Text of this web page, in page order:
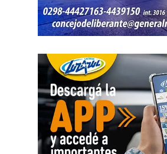
Por disposición de la Fiscalía de
permanecen detenidos en el marco